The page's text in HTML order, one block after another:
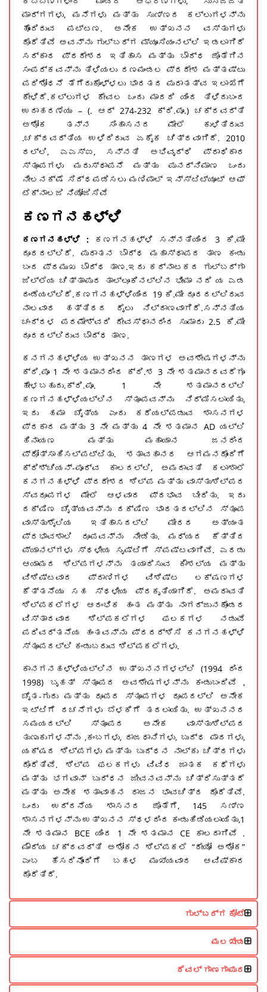
ಮಾರ್ಗಗಳು, ಮನೆಗಳು ಮತ್ತು ಸುಣ್ಣದ ಕಲ್ಲುಗಳನ್ನು
ಹೊಂದಿರುವ ಪಟ್ಟಣ. ಅನೇಕ ಉತ್ಖನನ ವಸ್ತುಗಳು
ದೊರೆತಿವೆ ಅವನ್ನು ಗುಲ್ಬರ್ಗ ಮ್ಯೂಸಿಯಂನಲ್ಲಿ ಇಡಲಾಗಿದೆ
ಸರ್ಕಾರ ಪ್ರದೇಶದ ಇತಿಹಾಸ ಮತ್ತು ಬೌದ್ಧ ಜೊತೆಗಿನ
ಸಂಪರ್ಕವನ್ನು ತಿಳಿಯಲು ರಣಮಂಡಲ ಪ್ರದೇಶ ಮತ್ತಷ್ಟು
ಪರಿಶೋಧನೆ ತೆಗೆದುಕೊಳ್ಳಲು ಭಾರತದ ಪುರಾತತ್ವ ಇಲಾಖೆಗೆ
ಕೇಳಿದೆ.ಕಲ್ಲುಗಳ ಕೇವಲ ಒಂದು ಮಾದರಿ ಯಿಂದ ತಿಳಿದುಬಂದ
ಉದಾಹರಣೆಯು – (. ಆರ್ 274-232 ಕ್ರಿ.ಪೂ.) ಚಕ್ರವರ್ತಿ
ಅಶೋಕ ತನ್ನ ಸಿಂಹಾಸನದ ಮೇಲೆ ಕುಳಿತಿರುವ
.ಚಕ್ರವರ್ತಿಯ ಉಳಿದಿರುವ ಏಕೈಕ ಚಿತ್ರವಾಗಿದೆ. 2010
ರಲ್ಲಿ, ಎಎಸ್ಐ, ಸನ್ನತಿ ಅಭಿವೃದ್ಧಿ ಪ್ರಾಧಿಕಾರ
ಸ್ತೂಪಗಳು ಮರುಸ್ಥಾಪನೆ ಮತ್ತು ಪುನರ್ನಿಮಾಣ ಒಂದು
ನೀಲನಕ್ಷೆ ಸಿದ್ಧಪಡಿಸಲು ಮಣಿಪಾಲ್ ಇನ್ಸ್ಟಿಟ್ಯೂಟ್ ಆಫ್
ಟೆಕ್ನಾಲಜಿ ನಿಯೋಜಿಸಿವೆ
ಕಣಗನಹಳ್ಳಿ
ಕಣಗನಹಳ್ಳಿ :
ಕಣಗನಹಳ್ಳಿ ಸನ್ನತಿಯಿಂದ 3 ಕಿ.ಮೀ
ದೂರದಲ್ಲಿದೆ. ಪುರಾತನ ಬೌದ್ಧ ಮಹಾಸ್ಥಾಪದ ತಾಣ ಕಂಡು
ಬಂದ ಪ್ರಮುಖ ಬೌದ್ಧ ತಾಣ.ಇದು ಕರ್ನಾಟಕದ ಗುಲ್ಬರ್ಗಾ
ಜಿಲ್ಲೆಯ ಚಿತ್ತಾಪುರ ತಾಲ್ಲೂಕಿನಲ್ಲಿನ ಭೀಮಾ ನದಿ ಯ ಎಡ
ದಂಡೆಯಲ್ಲಿದೆ.ಕಣಗನಹಳ್ಳಿಯಿಂದ 19 ಕಿ.ಮೀ ದೂರದಲ್ಲಿರುವ
ನಾಲವಾರ ಹತ್ತಿರದ ರೈಲು ನಿಲ್ದಾಣವಾಗಿದೆ.ಸನ್ನತಿಯ
ಚಂದ್ರಳ ಪರಮೇಶ್ವರಿ ದೇವಸ್ಥಾನದಿಂದ ಸುಮಾರು 2.5 ಕಿ.ಮೀ
ದೂರದಲ್ಲಿರುವ ಬೌದ್ಧ ತಾಣ.
ಕನಗನಹಳ್ಳಿಯ ಉತ್ಖನನ ತಾಣಗಳ ಅವಶೇಷಗಳನ್ನು
ಕ್ರಿ.ಪೂ 1 ನೇ ಶತಮಾನದಿಂದ ಕ್ರಿ.ಶ 3 ನೇ ಶತಮಾನದವರೆಗೂ
ಹೇಳಬಹುದು.ಕ್ರಿ.ಪೂ. 1 ನೇ ಶತಮಾನದಲ್ಲಿ
ಕಣಗನಹಳ್ಳಿಯಲ್ಲಿನ ಸ್ತೂಪವನ್ನು ನಿರ್ಮಿಸಲಾಯಿತು,
ಇದು ಹಮಾ ಚೈತ್ಯ ಎಂದು ಕರೆಯಲ್ಪಡುವ ಶಾಸನಗಳ
ಪ್ರಕಾರ ಮತ್ತು 3 ನೇ ಮತ್ತು 4 ನೇ ಶತಮಾನ AD ಯಲ್ಲಿ
ಹಿನಾಯಣ ಮತ್ತು ಮಹಾಯಾನ ಜನರಿಂದ
ಪ್ರೋತ್ಸಾಹಿಸಲ್ಪಟ್ಟಿತು. ಶತಾವಹಾನರ ಆಗಮನದೊಂದಿಗೆ
ಕ್ರಿಶ್ಚಿಯನ್-ಪೂರ್ವ ಕಾಲದಲ್ಲಿ, ಅಮರಾವತಿ ಕಲಾಶಾಲೆ
ಕನಗನಹಳ್ಳಿ ಪ್ರದೇಶದ ಶಿಲ್ಪ ಮತ್ತು ವಾಸ್ತುಶಿಲ್ಪದ
ಸ್ವರೂಪಗಳ ಮೇಲೆ ಆಳವಾದ ಪ್ರಭಾವ ಬೀರಿತು. ಇದು
ದಕ್ಷಿಣ ಚೈತ್ಯವನ್ನು ದಕ್ಷಿಣ ಭಾರತದಲ್ಲಿನ ಸ್ತೂಪ
ವಾಸ್ತುಶೈಲಿಯ ಇತಿಹಾಸದಲ್ಲಿ ಮೀರದ ಅತ್ಯಂತ
ಪ್ರಭಾವಶಾಲಿ ರೂಪವನ್ನು ನೀಡಿತು. ಮಧ್ಯದ ಕೆತ್ತಿದ
ಪ್ಯಾನಲ್ಗಳು ಸ್ಥಳೀಯ ಸೃಷ್ಟಿಗೆ ಸ್ಪಷ್ಟವಾಗಿವೆ. ಎರಡು
ಆಯಾಮದ ಶಿಲ್ಪಗಳನ್ನು ತಯಾರಿಸುವ ಕೌಶಲ್ಯ ಮತ್ತು
ವಿಶಿಷ್ಟವಾದ ಪ್ರಾಣಿಗಳ ವಿಶಿಷ್ಟ ಲಕ್ಷಣಗಳ
ಕೆತ್ತನೆಯು ಸಹ ಸ್ಥಳೀಯ ಪ್ರಕೃತಿಯಾಗಿದೆ. ಅಮರಾವತಿ
ಶಿಲ್ಪಕಲೆಗಳ ಆರಂಭಿಕ ಹಂತ ಮತ್ತು ನಾಗರ್ಜುನಕೊಂಡದ
ವಿಸ್ತಾರವಾದ ಶಿಲ್ಪಕಲೆಗಳ ಫಲಕಗಳ ನಡುವೆ
ಪರಿವರ್ತನೆಯ ಹಂತವನ್ನು ಪ್ರದರ್ಶಿಸಿ ಕನಗನಹಳ್ಳಿ
ಸ್ತೂಪದಲ್ಲಿ ಕಂಡುಬರುವ ಶಿಲ್ಪಕಲೆಗಳು.
ಕಾನಗನಹಳ್ಳಿಯಲ್ಲಿನ ಉತ್ಖನನಗಳಲ್ಲಿ (1994 ರಿಂದ
1998) ಬೃಹತ್ ಸ್ತೂಪದ ಅವಶೇಷಗಳನ್ನು ಕಂಡುಬಂದಿವೆ ,
ಚೈತ-ಗುರು ಮತ್ತು ರೂಪದ ಸ್ತೂಪಗಳ ರೂಪದಲ್ಲಿ ಅನೇಕ
ಇಟ್ಟಿಗೆ ರಚನೆಗಳು ಬೆಳಕಿಗೆ ತರಲಾಯಿತು. ಉತ್ಖನನದ
ಸಮಯದಲ್ಲಿ ಸ್ತೂಪದ ಅನೇಕ ವಾಸ್ತುಶಿಲ್ಪದ
ತುಣುಕುಗಳನ್ನು ,ಕಂಬಗಳು, ರಾಜಧಾನಿಗಳು, ಬುದ್ಧ ಪಾದಗಳು,
ಯಕ್ಷದ ಶಿಲ್ಪಗಳು ಮತ್ತು ಬುದ್ಧನ ನಾಲ್ಕು ಚಿತ್ರಗಳು
ದೊರೆತಿವೆ. ಶಿಲ್ಪ ಫಲಕಗಳು ವಿವಿಧ ಜಾತಕ ಕಥೆಗಳು
ಮತ್ತು ಭಗವಾನ್ ಬುದ್ಧನ ಜೀವನವನ್ನು ಚಿತ್ರಿಸುತ್ತದೆ
ಮತ್ತು ಅನೇಕ ಶತಾವಾಹನ ರಾಜನ ಭಾವಚಿತ್ರ ದೊರೆತಿವೆ.
ಒಂದು ಉದ್ದನೆಯ ಶಾಸನದ ಜೊತೆಗೆ, 145 ಸಣ್ಣ
ಶಾಸನಗಳನ್ನು ಉತ್ಖನನ ಸ್ಥಳದಿಂದ ಕಂಡುಹಿಡಿಯಲಾಯಿತು,1
ನೇ ಶತಮಾನ BCE ಯಿಂದ 1 ನೇ ಶತಮಾನ CE ಕಾಲದಾಗಿವೆ .
ಮೌರ್ಯ ಚಕ್ರವರ್ತಿ ಅಶೋಕನ ಶಿಲ್ಪಕಲೆ “ರೇಯೋ ಅಶೋಕ”
ಎಂಬ ಹೆಸರಿನೊಂದಿಗೆ ಬಹಳ ಮುಖ್ಯವಾದ ಆವಿಷ್ಕಾರ
ದೊರೆತಿದೆ.
ಗುಲ್ಬರ್ಗ ಕೋಟೆ
ಮಲಖೇಡ
ದೆವಲ್ ಗಾಣಗಾಪುರ